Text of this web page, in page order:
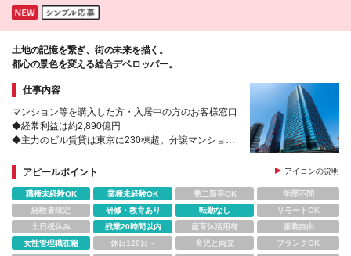
土地の記憶を繋ぎ、街の未来を描く。
都心の景色を変える総合デベロッパー。
仕事内容
マンション等を購入した方・入居中の方のお客様窓口
◆経常利益は約2,890億円
◆主力のビル賃貸は東京に230棟超。分譲マンション
アピールポイント
アイコンの説明
職種未経験OK 業種未経験OK 第二新卒OK
学歴不問
経験者限定
研修・教育あり 転勤なし
リモートOK
土日祝休み
残業20時間以内 産育休活用有
服装自由
女性管理職在籍
休日120日～ 育児と両立
ブランクOK